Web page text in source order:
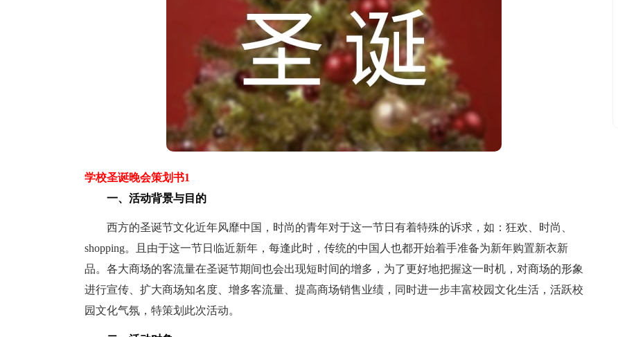
学校圣诞晚会策划书1
一、活动背景与目的
西方的圣诞节文化近年风靡中国，时尚的青年对于这一节日有着特殊的诉求，如：狂欢、时尚、
shopping。且由于这一节日临近新年，每逢此时，传统的中国人也都开始着手准备为新年购置新衣新
品。各大商场的客流量在圣诞节期间也会出现短时间的增多，为了更好地把握这一时机，对商场的形象
进行宣传、扩大商场知名度、增多客流量、提高商场销售业绩，同时进一步丰富校园文化生活，活跃校
园文化气氛，特策划此次活动。